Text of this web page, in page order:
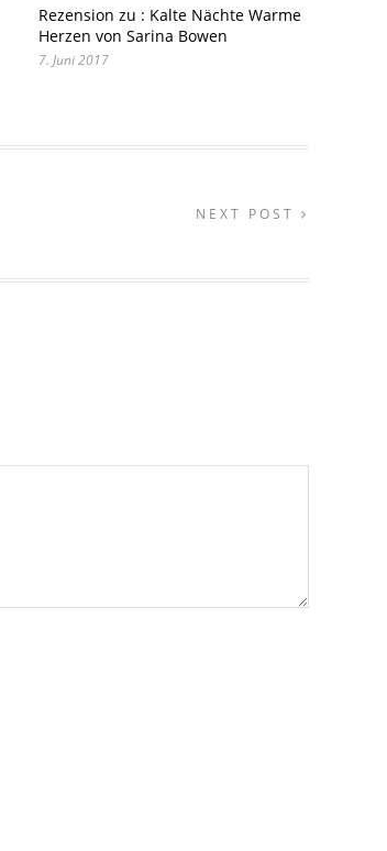
Rezension zu : Kalte Nächte Warme
Herzen von Sarina Bowen
7. Juni 2017
NEXT POST